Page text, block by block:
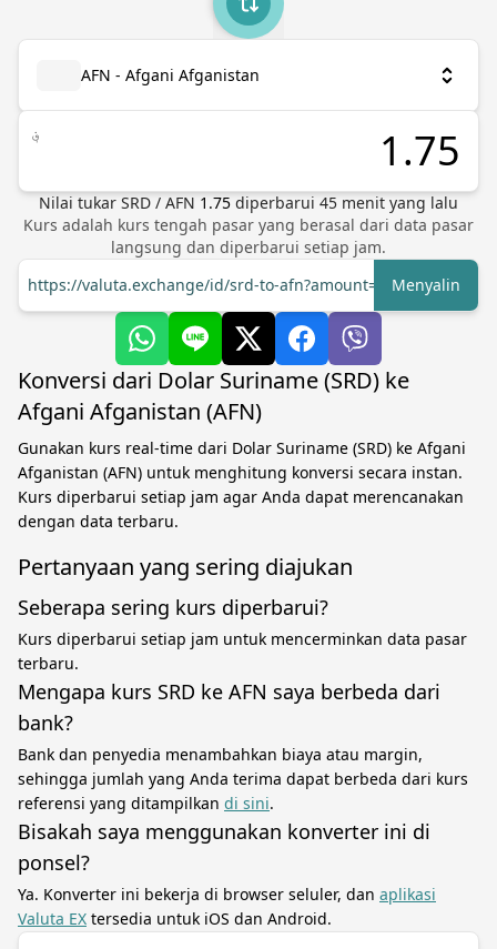
AFN - Afgani Afganistan
؋
Nilai tukar SRD / AFN 1.75 diperbarui 45 menit yang lalu
Kurs adalah kurs tengah pasar yang berasal dari data pasar
langsung dan diperbarui setiap jam.
https://valuta.exchange/id/srd-to-afn?amount=1
Menyalin
Konversi dari Dolar Suriname (SRD) ke
Afgani Afganistan (AFN)
Gunakan kurs real-time dari Dolar Suriname (SRD) ke Afgani
Afganistan (AFN) untuk menghitung konversi secara instan.
Kurs diperbarui setiap jam agar Anda dapat merencanakan
dengan data terbaru.
Pertanyaan yang sering diajukan
Seberapa sering kurs diperbarui?
Kurs diperbarui setiap jam untuk mencerminkan data pasar
terbaru.
Mengapa kurs SRD ke AFN saya berbeda dari
bank?
Bank dan penyedia menambahkan biaya atau margin,
sehingga jumlah yang Anda terima dapat berbeda dari kurs
referensi yang ditampilkan di sini.
Bisakah saya menggunakan konverter ini di
ponsel?
Ya. Konverter ini bekerja di browser seluler, dan aplikasi
Valuta EX tersedia untuk iOS dan Android.